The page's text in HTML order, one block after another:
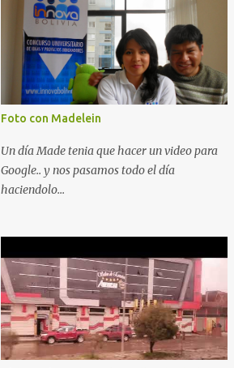
Foto con Madelein
Un día Made tenia que hacer un video para
Google.. y nos pasamos todo el día
haciendolo...